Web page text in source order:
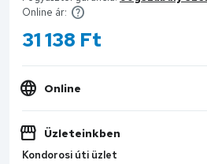
Online ár:
31 138 Ft
Online
Üzleteinkben
Kondorosi úti üzlet